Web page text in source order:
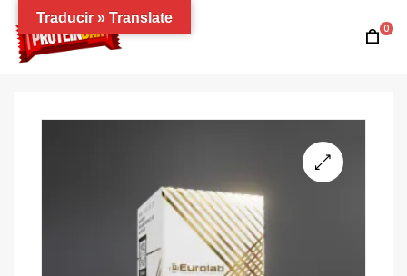
0
Traducir » Translate